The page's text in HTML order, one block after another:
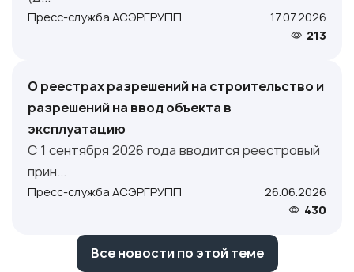
Пресс-служба АСЭРГРУПП
17.07.2026
213
О реестрах разрешений на строительство и
разрешений на ввод объекта в
эксплуатацию
С 1 сентября 2026 года вводится реестровый
прин...
Пресс-служба АСЭРГРУПП
26.06.2026
430
Все новости по этой теме